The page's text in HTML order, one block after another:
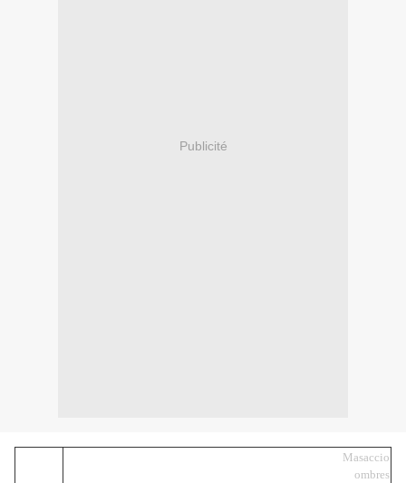
Publicité
Masaccio
ombres